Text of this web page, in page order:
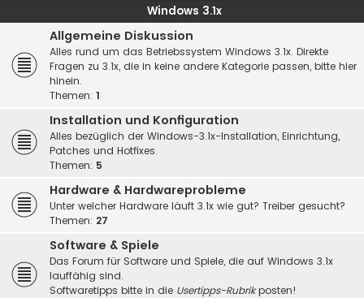
Windows 3.1x
Allgemeine Diskussion
Alles rund um das Betriebssystem Windows 3.1x. Direkte
Fragen zu 3.1x, die in keine andere Kategorie passen, bitte hier
hinein.
Themen: 1
Installation und Konfiguration
Alles bezüglich der Windows-3.1x-Installation, Einrichtung,
Patches und Hotfixes.
Themen: 5
Hardware & Hardwareprobleme
Unter welcher Hardware läuft 3.1x wie gut? Treiber gesucht?
Themen: 27
Software & Spiele
Das Forum für Software und Spiele, die auf Windows 3.1x
lauffähig sind.
Softwaretipps bitte in die Usertipps-Rubrikposten!